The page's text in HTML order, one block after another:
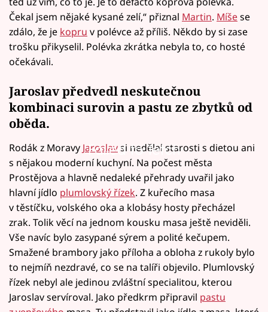
Čekal jsem nějaké kysané zelí,“ přiznal Martin. Míšese
zdálo, že je kopru v polévce až příliš. Někdo by si zase
trošku přikyselil. Polévka zkrátka nebyla to, co hosté
očekávali.
Jaroslav předvedl neskutečnou
kombinaci surovin a pastu ze zbytků od
oběda.
Failed to fetch
Rodák z Moravy Jaroslavsi nedělal starosti s dietou ani
s nějakou moderní kuchyní. Na počest města
Prostějova a hlavně nedaleké přehrady uvařil jako
hlavní jídlo plumlovský řízek. Z kuřecího masa
v těstíčku, volského oka a klobásy hosty přecházel
zrak. Tolik věcí na jednom kousku masa ještě neviděli.
Vše navíc bylo zasypané sýrem a polité kečupem.
Smažené brambory jako příloha a obloha z rukoly bylo
to nejmíň nezdravé, co se na talíři objevilo. Plumlovský
řízek nebyl ale jedinou zvláštní specialitou, kterou
Jaroslav servíroval. Jako předkrm připravil pastu